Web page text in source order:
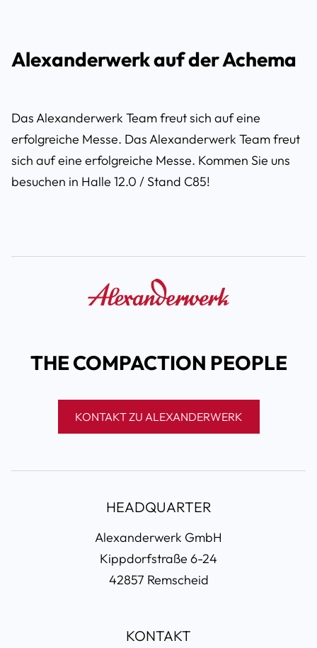
Alexanderwerk auf der Achema
Das Alexanderwerk Team freut sich auf eine
erfolgreiche Messe. Das Alexanderwerk Team freut
sich auf eine erfolgreiche Messe. Kommen Sie uns
besuchen in Halle 12.0 / Stand C85!
THE COMPACTION PEOPLE
KONTAKT ZU ALEXANDERWERK
HEADQUARTER
Alexanderwerk GmbH
Kippdorfstraße 6-24
42857 Remscheid
KONTAKT